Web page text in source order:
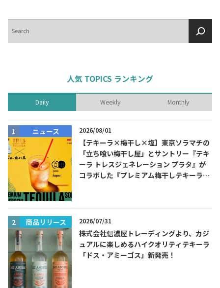
索
人気 TOPICS ランキング
Daily Weekly Monthly
ニュース 2026/08/01
【テキーラ×梅干し×塩】東京ソラマチの
「立ち喰い梅干し屋」とサントリー『テキ
ーラ トレスジェネレーション プラタ』が
コラボした『プレミアム梅干しテキーラソ
商品リリース 2026/07/31
株式会社信濃屋トレーディングより、カジ
ュアルに楽しめるハイクオリティテキーラ
「ドス・アミーゴス」新発売！